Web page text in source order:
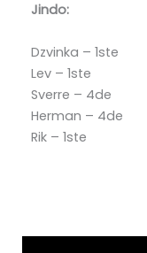
Jindo:
Dzvinka – 1ste
Lev – 1ste
Sverre – 4de
Herman – 4de
Rik – 1ste